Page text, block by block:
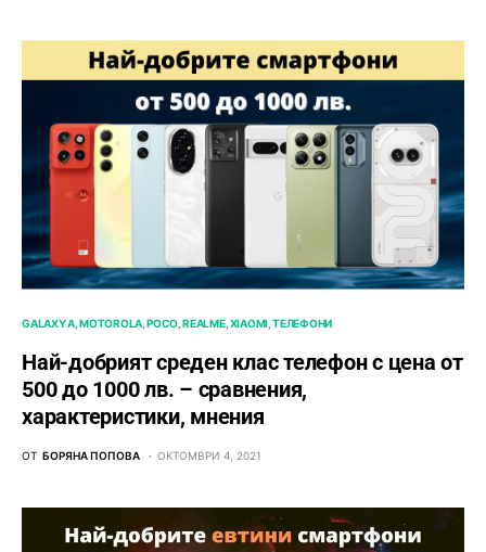
GALAXY A MOTOROLA POCO REALME XIAOMI ТЕЛЕФОНИ
Най-добрият среден клас телефон с цена от
500 до 1000 лв. – сравнения,
характеристики, мнения
ОТ БОРЯНА ПОПОВА ОКТОМВРИ 4, 2021